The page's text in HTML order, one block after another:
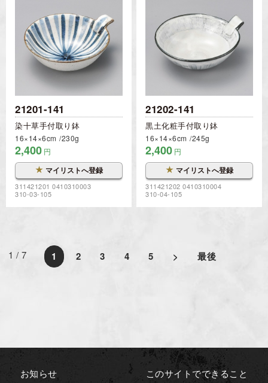
21201-141
染十草手付取り鉢
16×14×6cm 230g
2,400 円
★ マイリストへ登録
311421201 0410310003
310-03-105
21202-141
黒土化粧手付取り鉢
16×14×6cm 245g
2,400 円
★ マイリストへ登録
311421202 0410310004
310-04-105
1 / 7 1 2 3 4 5 > 最後
お知らせ このサイトでできること